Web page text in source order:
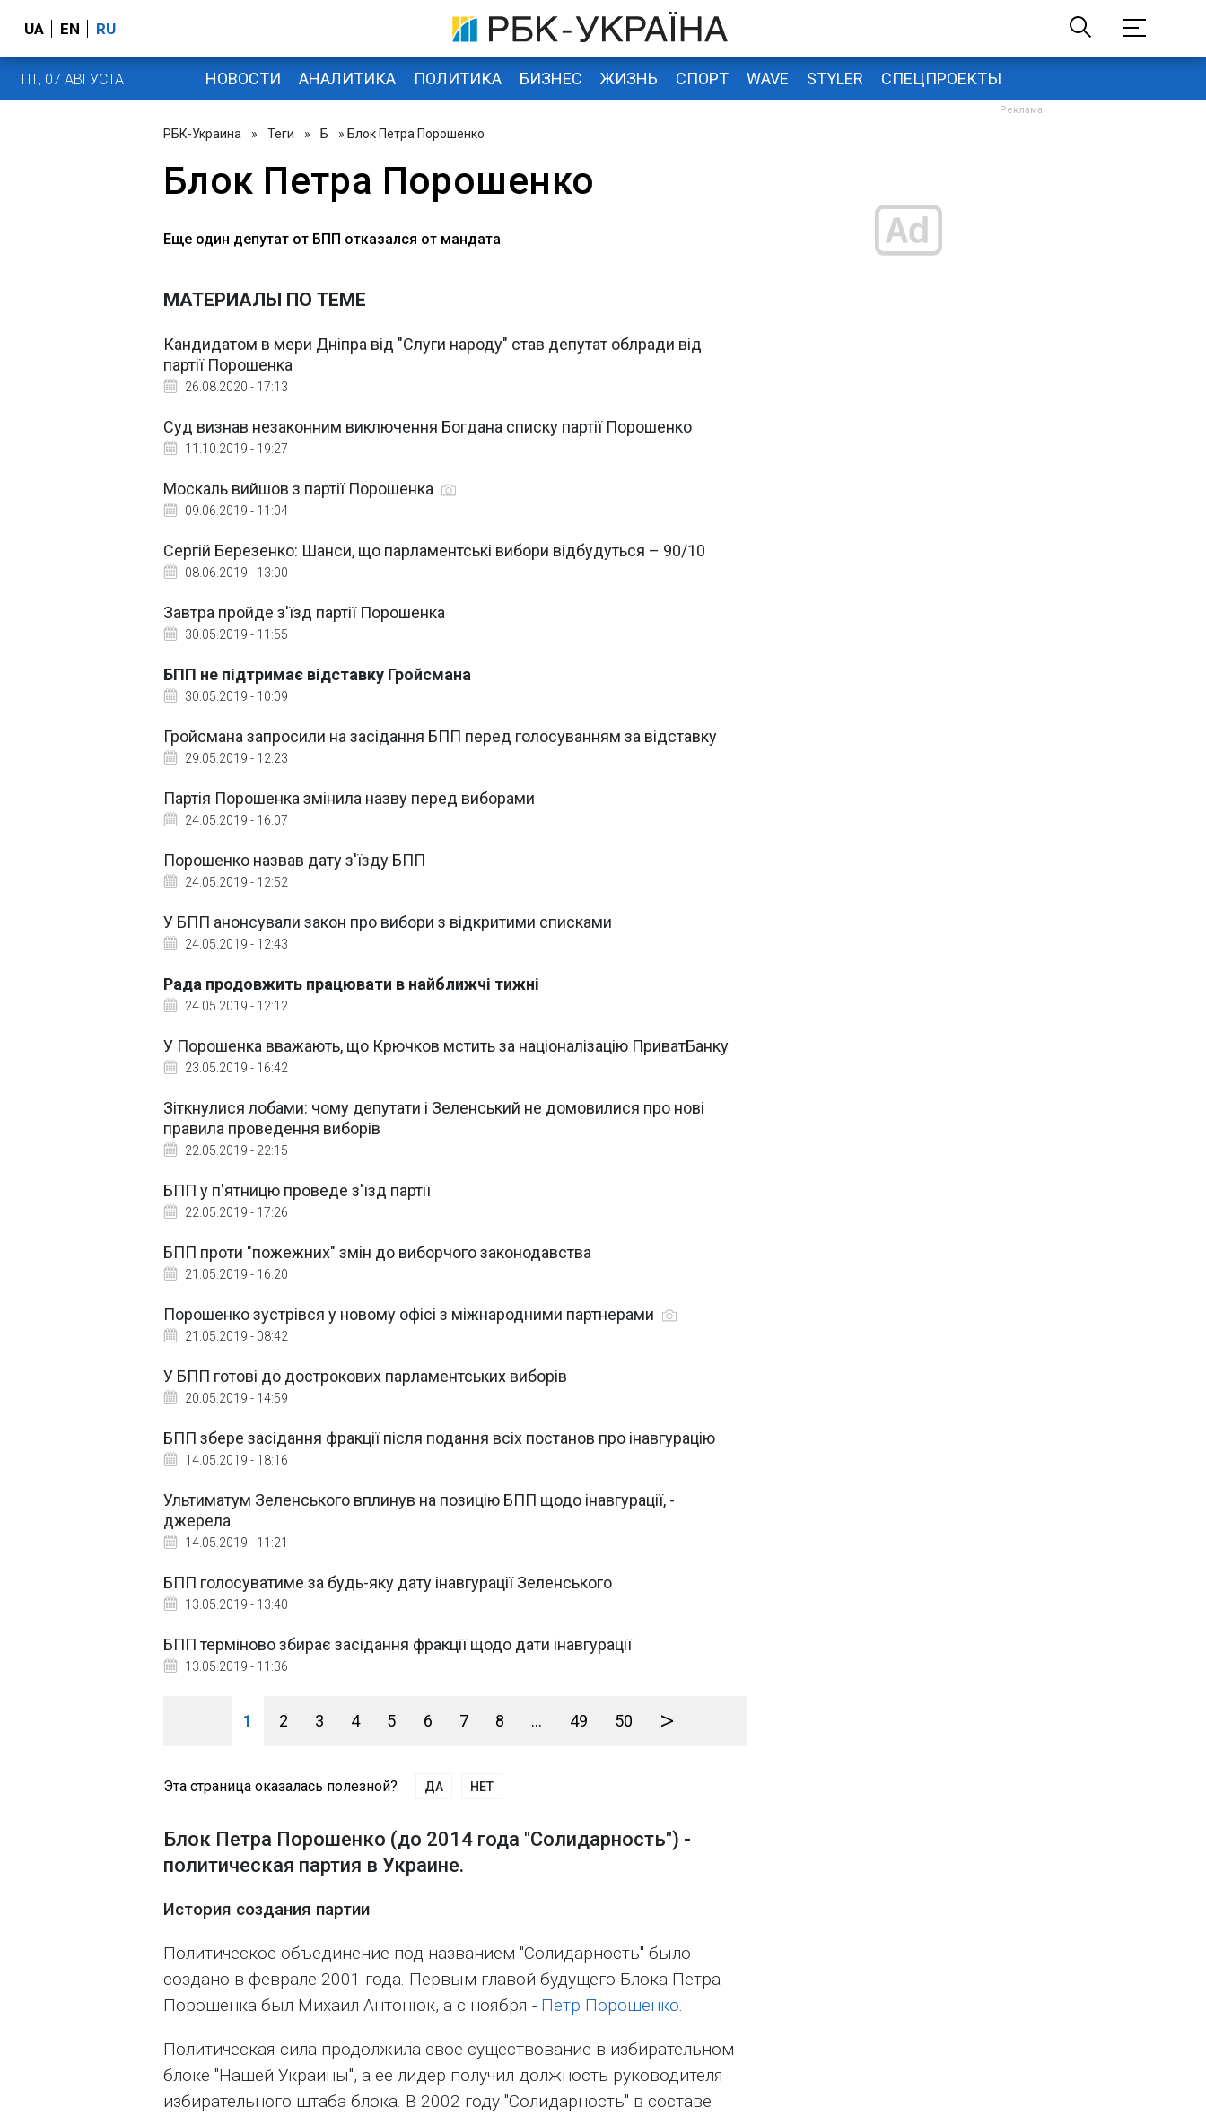
UA EN RU
ПТ, 07 АВГУСТА НОВОСТИ АНАЛИТИКА ПОЛИТИКА БИЗНЕС ЖИЗНЬ СПОРТ WAVE STYLER СПЕЦПРОЕКТЫ
РБК-Украина » Теги » Б » Блок Петра Порошенко
Блок Петра Порошенко
Еще один депутат от БПП отказался от мандата
МАТЕРИАЛЫ ПО ТЕМЕ
Кандидатом в мери Дніпра від "Слуги народу" став депутат облради від
партії Порошенка
26.08.2020 - 17:13
Суд визнав незаконним виключення Богдана списку партії Порошенко
11.10.2019 - 19:27
Москаль вийшов з партії Порошенка
09.06.2019 - 11:04
Сергій Березенко: Шанси, що парламентські вибори відбудуться – 90/10
08.06.2019 - 13:00
Завтра пройде з'їзд партії Порошенка
30.05.2019 - 11:55
БПП не підтримає відставку Гройсмана
30.05.2019 - 10:09
Гройсмана запросили на засідання БПП перед голосуванням за відставку
29.05.2019 - 12:23
Партія Порошенка змінила назву перед виборами
24.05.2019 - 16:07
Порошенко назвав дату з'їзду БПП
24.05.2019 - 12:52
У БПП анонсували закон про вибори з відкритими списками
24.05.2019 - 12:43
Рада продовжить працювати в найближчі тижні
24.05.2019 - 12:12
У Порошенка вважають, що Крючков мстить за націоналізацію ПриватБанку
23.05.2019 - 16:42
Зіткнулися лобами: чому депутати і Зеленський не домовилися про нові
правила проведення виборів
22.05.2019 - 22:15
БПП у п'ятницю проведе з'їзд партії
22.05.2019 - 17:26
БПП проти "пожежних" змін до виборчого законодавства
21.05.2019 - 16:20
Порошенко зустрівся у новому офісі з міжнародними партнерами
21.05.2019 - 08:42
У БПП готові до дострокових парламентських виборів
20.05.2019 - 14:59
БПП збере засідання фракції після подання всіх постанов про інавгурацію
14.05.2019 - 18:16
Ультиматум Зеленського вплинув на позицію БПП щодо інавгурації, -
джерела
14.05.2019 - 11:21
БПП голосуватиме за будь-яку дату інавгурації Зеленського
13.05.2019 - 13:40
БПП терміново збирає засідання фракції щодо дати інавгурації
13.05.2019 - 11:36
1 2 3 4 5 6 7 8 ... 49 50 >
Эта страница оказалась полезной? ДА НЕТ
Блок Петра Порошенко (до 2014 года "Солидарность") -
политическая партия в Украине.
История создания партии
Политическое объединение под названием "Солидарность" было
создано в феврале 2001 года. Первым главой будущего Блока Петра
Порошенка был Михаил Антонюк, а с ноября - Петр Порошенко.
Политическая сила продолжила свое существование в избирательном
блоке "Нашей Украины", а ее лидер получил должность руководителя
избирательного штаба блока. В 2002 году "Солидарность" в составе